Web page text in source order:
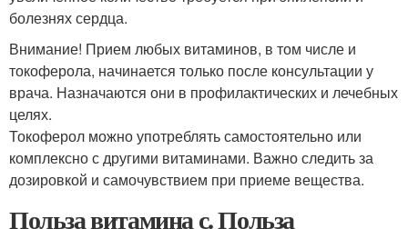
болезнях сердца.
Внимание! Прием любых витаминов, в том числе и
токоферола, начинается только после консультации у
врача. Назначаются они в профилактических и лечебных
целях.
Токоферол можно употреблять самостоятельно или
комплексно с другими витаминами. Важно следить за
дозировкой и самочувствием при приеме вещества.
Польза витамина с. Польза